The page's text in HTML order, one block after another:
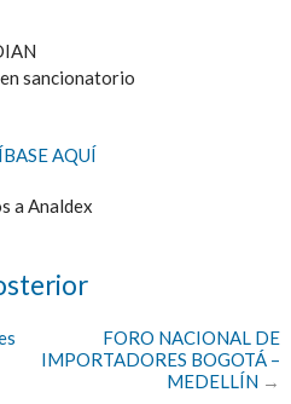
sancionatorio
AQUÍ
a Analdex
FORO NACIONAL DE
IMPORTADORES BOGOTÁ –
MEDELLÍN →